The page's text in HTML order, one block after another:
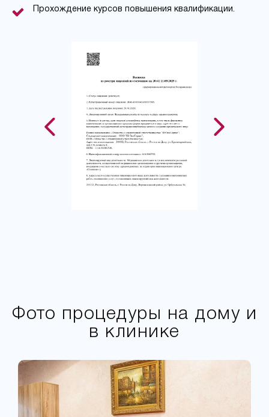
Прохождение курсов повышения квалификации.
Фото процедуры на дому и
в клинике